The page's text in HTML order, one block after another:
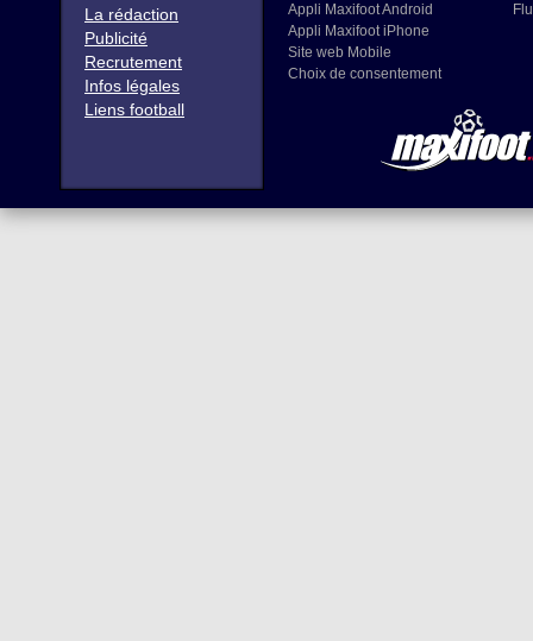
La rédaction
Publicité
Recrutement
Infos légales
Liens football
Appli Maxifoot Android
Appli Maxifoot iPhone
Site web Mobile
Choix de consentement